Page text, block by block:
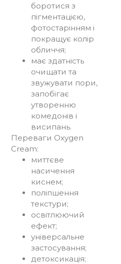
боротися з
пігментацією,
фотостарінням і
покращує колір
обличчя;
має здатність
очищати та
звужувати пори,
запобігає
утворенню
комедонів і
висипань.
Переваги Oxygen
Cream:
миттєве
насичення
киснем;
поліпшення
текстури;
освітлюючий
ефект;
універсальне
застосування;
детоксикація;